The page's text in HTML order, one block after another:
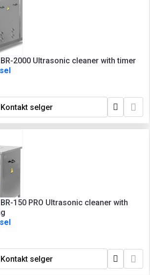
2000 Ultrasonic cleaner with timer
Kontakt selger
150 PRO Ultrasonic cleaner with
Kontakt selger